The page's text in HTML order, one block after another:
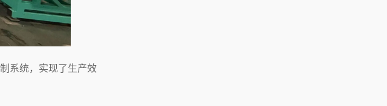
系统，实现了生产效